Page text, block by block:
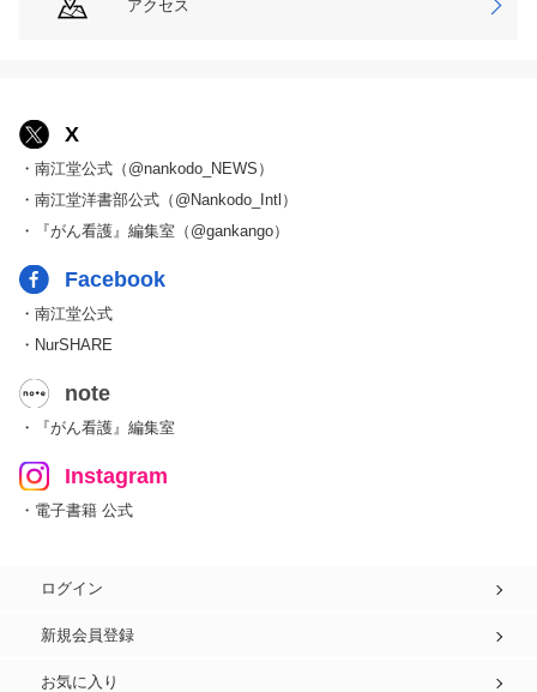
アクセス
X
・南江堂公式（@nankodo_NEWS）
・南江堂洋書部公式（@Nankodo_Intl）
・『がん看護』編集室（@gankango）
Facebook
・南江堂公式
・NurSHARE
note
・『がん看護』編集室
Instagram
・電子書籍 公式
ログイン
新規会員登録
お気に入り